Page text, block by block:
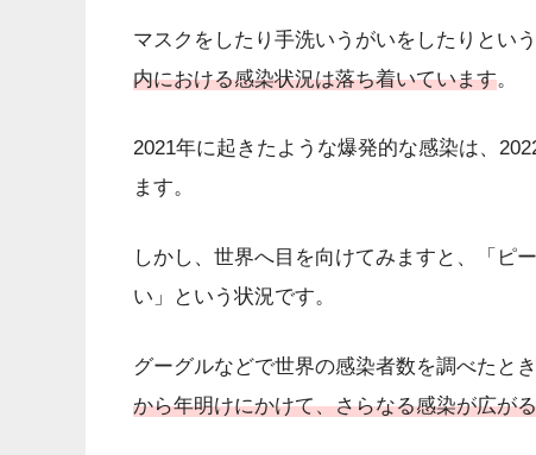
マスクをしたり手洗いうがいをしたりとい
内における感染状況は落ち着いています。
2021年に起きたような爆発的な感染は、
ます。
しかし、世界へ目を向けてみますと、「ピ
い」という状況です。
グーグルなどで世界の感染者数を調べたと
から年明けにかけて、さらなる感染が広が